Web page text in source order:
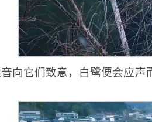
向它们致意，白鹭便会应